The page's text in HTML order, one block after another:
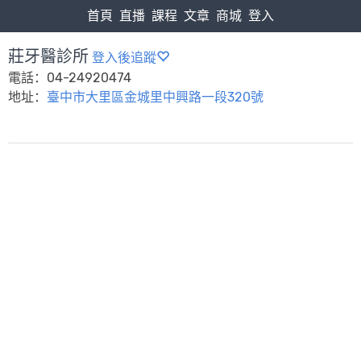
首頁 直播 課程 文章 商城 登入
莊牙醫診所 登入後追蹤
電話：04-24920474
地址： 臺中市大里區金城里中興路一段320號